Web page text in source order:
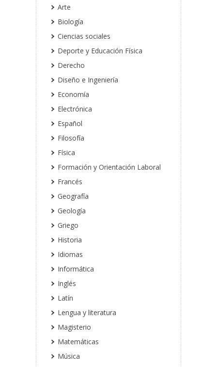
Arte
Biología
Ciencias sociales
Deporte y Educación Física
Derecho
Diseño e Ingeniería
Economía
Electrónica
Español
Filosofía
Física
Formación y Orientación Laboral
Francés
Geografía
Geología
Griego
Historia
Idiomas
Informática
Inglés
Latín
Lengua y literatura
Magisterio
Matemáticas
Música